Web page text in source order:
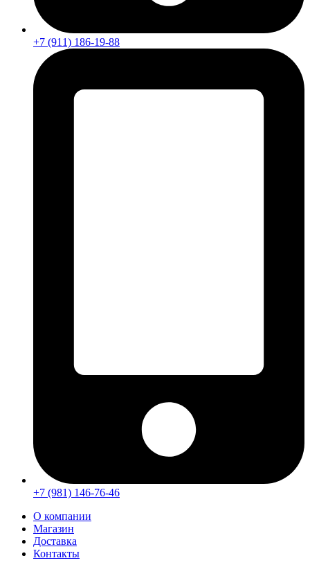
+7 (911) 186-19-88
+7 (981) 146-76-46
О компании
Магазин
Доставка
Контакты